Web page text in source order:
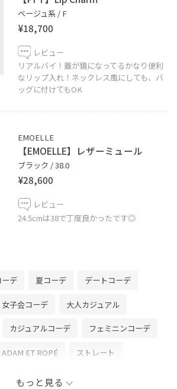
ベージュ系 / F
¥18,700
レビュー
リアルバイ！蓋が鏡になってるかなり便利
なリップ入れ！ネックレス風にしても、バ
ッグに付けてもOK
EMOELLE
【EMOELLE】レザーミュール
ブラック / 38.0
¥28,600
レビュー
24.5cmは38で丁度良かったです◎
デ 夏コーデ デートコーデ
女子会コーデ 大人カジュアル
カジュアルコーデ フェミニンコーデ
ADAM ET ROPÉ ストレート
低身長 トップス
もっと見る